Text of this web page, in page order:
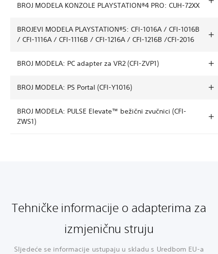
BROJ MODELA KONZOLE PLAYSTATION®4 PRO: CUH-72XX
BROJEVI MODELA PLAYSTATION®5: CFI-1016A / CFI-1016B
/ CFI-1116A / CFI-1116B / CFI-1216A / CFI-1216B /CFI-2016
BROJ MODELA: PC adapter za VR2 (CFI-ZVP1)
BROJ MODELA: PS Portal (CFI-Y1016)
BROJ MODELA: PULSE Elevate™ bežični zvučnici (CFI-
ZWS1)
Tehničke informacije o adapterima za
izmjeničnu struju
Sljedeće se informacije ustupaju u skladu s Uredbom EU-a